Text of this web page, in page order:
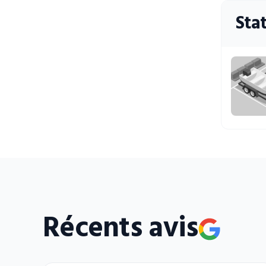
Récents avis